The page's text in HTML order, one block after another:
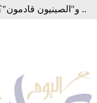
.. و"الصينيون